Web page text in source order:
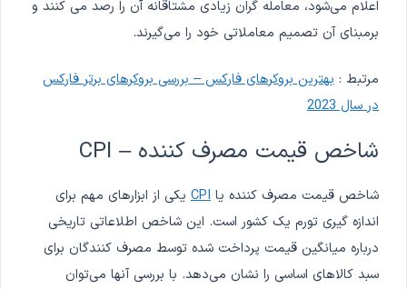
اعلام می‌شود، معامله گران زیادی مشتاقانه آن را رصد می کنند و
برمبنای آن تصمیم معاملاتی خود را می‌گیرند.
مرتبط : بهترین بروکرهای فارکس – بررسی بروکرهای برتر فارکس
در سال 2023
شاخص قیمت مصرف کننده – CPI
شاخص قیمت مصرف کننده یا CPI یکی از ابزارهای مهم برای
اندازه گیری تورم یک کشور است. این شاخص اطلاعاتی تاریخی
درباره میانگین قیمت پرداخت شده توسط مصرف کنندگان برای
سبد کالاهای اساسی را نشان می‌دهد. با بررسی آنها می‌توان